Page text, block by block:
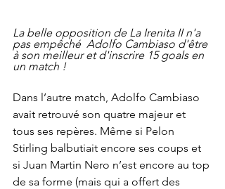
La belle opposition de La Irenita II n'a
pas empêché  Adolfo Cambiaso d'être
à son meilleur et d'inscrire 15 goals en
un match !
Dans l’autre match, Adolfo Cambiaso
avait retrouvé son quatre majeur et
tous ses repères. Même si Pelon
Stirling balbutiait encore ses coups et
si Juan Martin Nero n’est encore au top
de sa forme (mais qui a offert des